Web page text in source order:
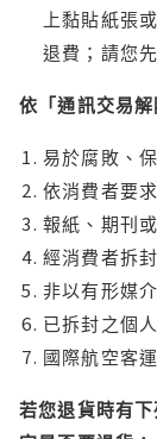
上黏貼紙張
退費；請您
依「通訊交易
易於腐敗、
依消費者要
報紙、期刊
經消費者拆
非以有形媒
已拆封之個
國際航空客
若您退貨時有